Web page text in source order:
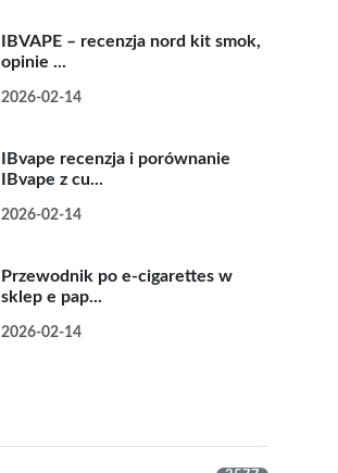
IBVAPE – recenzja nord kit smok,
opinie ...
2026-02-14
IBvape recenzja i porównanie
IBvape z cu...
2026-02-14
Przewodnik po e-cigarettes w
sklep e pap...
2026-02-14